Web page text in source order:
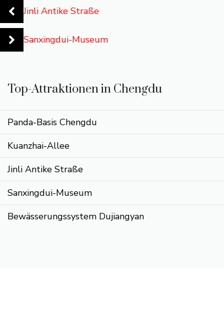
Jinli Antike Straße
Sanxingdui-Museum
Top-Attraktionen in Chengdu
Panda-Basis Chengdu
Kuanzhai-Allee
Jinli Antike Straße
Sanxingdui-Museum
Bewässerungssystem Dujiangyan